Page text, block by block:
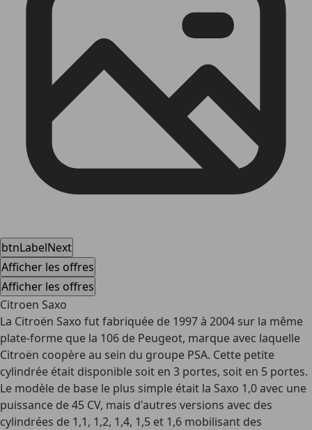
btnLabelNext
Afficher les offres
Afficher les offres
Citroen Saxo
La Citroën Saxo fut fabriquée de 1997 à 2004 sur la même
plate-forme que la 106 de Peugeot, marque avec laquelle
Citroën coopère au sein du groupe PSA. Cette petite
cylindrée était disponible soit en 3 portes, soit en 5 portes.
Le modèle de base le plus simple était la Saxo 1,0 avec une
puissance de 45 CV, mais d'autres versions avec des
cylindrées de 1,1, 1,2, 1,4, 1,5 et 1,6 mobilisant des